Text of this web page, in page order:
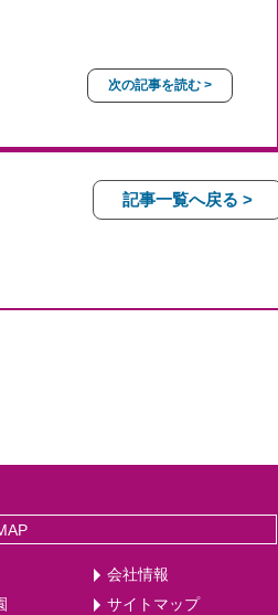
次の記事を読む >
記事一覧へ戻る >
会社情報
サイトマップ